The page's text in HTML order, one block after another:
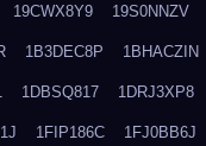
19CWX8Y9 19S0NNZV
1B3DEC8P 1BHACZIN
1DBSQ817 1DRJ3XP8
1FIP186C 1FJ0BB6J